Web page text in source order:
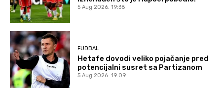
5 Aug 2026. 19:38
FUDBAL
Hetafe dovodi veliko pojačanje pred
potencijalni susret sa Partizanom
5 Aug 2026. 19:09